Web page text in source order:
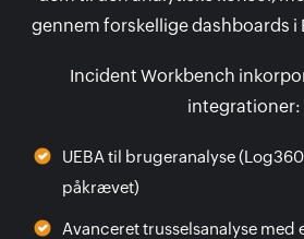
gennem forskellige dashboards i
Incident Workbench
integrationer:
UEBA til brugeranalyse
påkrævet)
Avanceret trusselsanalyse med